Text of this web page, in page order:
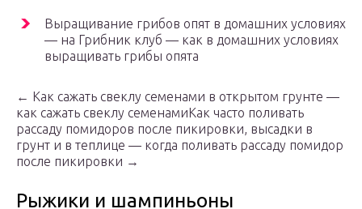
Выращивание грибов опят в домашних условиях
— на Грибник клуб — как в домашних условиях
выращивать грибы опята
← Как сажать свеклу семенами в открытом грунте —
как сажать свеклу семенамиКак часто поливать
рассаду помидоров после пикировки, высадки в
грунт и в теплице — когда поливать рассаду помидор
после пикировки →
Рыжики и шампиньоны